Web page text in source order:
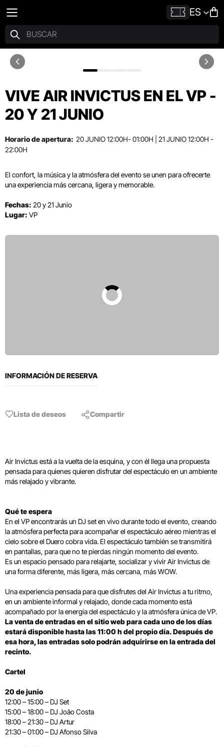
ES
VIVE AIR INVICTUS EN EL VP -
20 Y 21 JUNIO
Horario de apertura: 20 JUNIO 12:00H- 01:00H | 21 JUNIO 12:00H -
22:00H
El confort, la música y la atmósfera del evento se unen para ofrecerte
una experiencia más cercana, ligera y memorable.
Fechas: 20 y 21 Junio
Lugar: VP
INFORMACIÓN DE RESERVA
Lista de deseos Compartir
Air Invictus está a la vuelta de la esquina, y con él llega una propuesta
pensada para quienes quieren disfrutar del espectáculo en un ambiente
más relajado y vibrante.
Qué te espera
En el VP encontrarás un DJ set en vivo durante todo el evento, creando
la atmósfera perfecta para acompañar el espectáculo aéreo mientras el
cielo sobre el Duero cobra vida. El espectáculo también se transmitirá
en pantallas, para que no te pierdas ningún momento del evento.
Es un espacio pensado para relajarte, socializar y vivir Air Invictus de
una forma diferente, más ligera, más cercana, más WOW.
Una experiencia pensada para que disfrutes del Air Invictus a tu ritmo,
en un ambiente informal y relajado, donde cada momento está
acompañado por la energía del espectáculo y la atmósfera única de VP.
La venta de entradas en el sitio web para cada uno de los días
estará disponible hasta las 11:00 h del propio día. Después de
esa hora, las entradas solo podrán adquirirse en la entrada del
recinto.
Cartel
20 de junio
12:00 – 15:00 – DJ Set
15:00 – 18:00 – DJ João Costa
18:00 – 21:30 – DJ Artur
21:30 – 01:00 – DJ Afonso Silva